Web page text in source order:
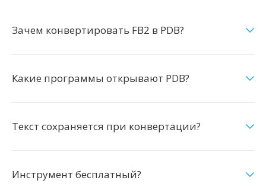
Зачем конвертировать FB2 в PDB?
Какие программы открывают PDB?
Текст сохраняется при конвертации?
Инструмент бесплатный?